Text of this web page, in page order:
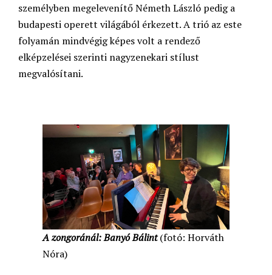
személyben megelevenítő Németh László pedig a
budapesti operett világából érkezett. A trió az este
folyamán mindvégig képes volt a rendező
elképzelései szerinti nagyzenekari stílust
megvalósítani.
A zongoránál: Banyó Bálint(fotó: Horváth
Nóra)